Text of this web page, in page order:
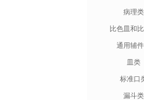
病理类
比色皿和
通用辅
皿类
标准口
漏斗类